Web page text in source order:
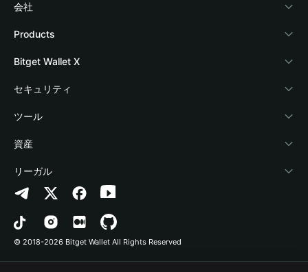
会社
Bitget Walletについて
ブログ
アカデミー
暗号資産ニュース
Help Center
お問い合わせ
ブランドリソース
キャリア
Products
Crypto Card
Stablecoin Earn
Payfi Crypto
Crypto Swap API
Altcoin Season Index
Prediction Markets
DApp
Bitget Wallet X
デベロッパー
ウォレットを接続
Bitget Wallet Pay
プロジェクトを掲載
セキュリティ
保護基金
セキュリティ技術
ツール
暗号資産を購入
認証検出
コントラクト検出
一括送金
資産
Arbitrum
Avalanche
Bitcoin
リーガル
プライバシーポリシー
利用規約
© 2018-2026 Bitget Wallet All Rights Reserved